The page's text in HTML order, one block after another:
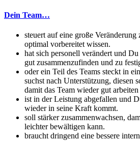
Dein Team…
steuert auf eine große
optimal vorbereitet wissen.
hat sich personell verändert und
gut zusammenzufinden und zu
oder ein Teil des Teams steckt in
suchst nach Unterstützung, diesen
damit das Team wieder gut
ist in der Leistung abgefallen und
wieder in seine Kraft kommt.
soll stärker zusammenwachsen,
leichter bewältigen kann.
braucht dringend eine bessere